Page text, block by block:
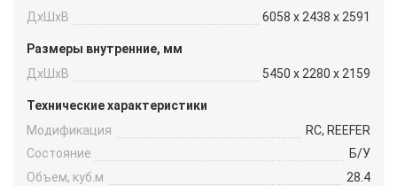
ДxШxВ
6058 x 2438 x 2591
Размеры внутренние, мм
ДxШxВ
5450 x 2280 x 2159
Технические характеристики
Модификация
RC, REEFER
Состояние
Б/У
Объем, куб.м
28.4